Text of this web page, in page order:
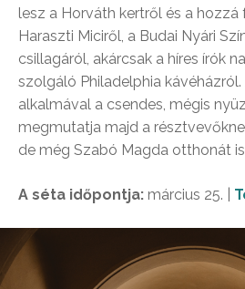
lesz a Horváth kertről és a
Haraszti Miciről, a Budai Nyári
csillagáról, akárcsak a híres írók
szolgáló Philadelphia
alkalmával a csendes, mégis
megmutatja majd a
de még Szabó Magda otthonát
A séta időpontja: március 25. |